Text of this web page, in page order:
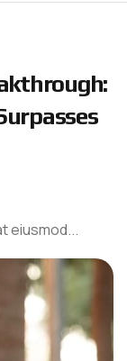
kthrough:
urpasses
eiusmod...